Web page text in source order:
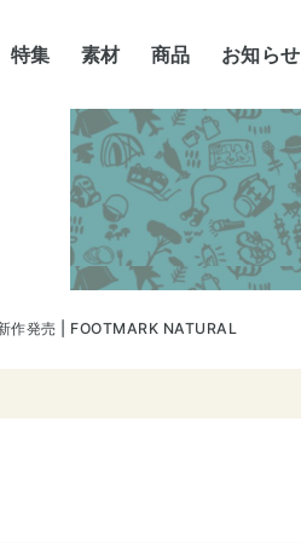
特集 素材 商品 お知らせ
作発売 | FOOTMARK NATURAL